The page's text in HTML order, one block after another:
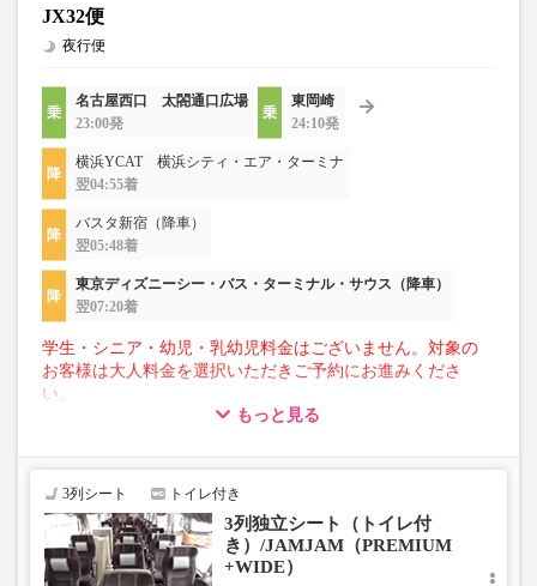
JX32便
夜行便
名古屋西口 太閤通口広場
23:00発
東岡崎
24:10発
横浜YCAT 横浜シティ・エア・ターミナ
翌04:55着
バスタ新宿（降車）
翌05:48着
東京ディズニーシー・バス・ターミナル・サウス（降車）
翌07:20着
学生・シニア・幼児・乳幼児料金はございません。対象の
お客様は大人料金を選択いただきご予約にお進みくださ
い。
■トランクにてお預かりできる荷物
・3辺合計160cm以内、かつ10kg以下のものをおひとり様1
■お預かりできない荷物（貴重品以外は車内持ち込みも不
可）
楽器・自転車（折りたたみ含む）・ボード等の大きな荷
もっと見る
3列シート トイレ付き
3列独立シート（トイレ付
き）/JAMJAM（PREMIUM
+WIDE）